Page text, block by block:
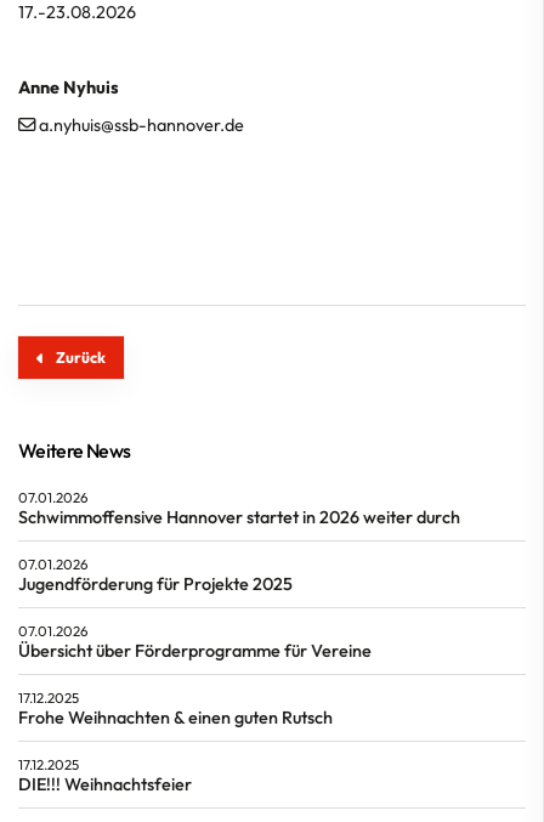
17.-23.08.2026
Anne Nyhuis
a.nyhuis@ssb-hannover.de
Zurück
Weitere News
07.01.2026
Schwimmoffensive Hannover startet in 2026 weiter durch
07.01.2026
Jugendförderung für Projekte 2025
07.01.2026
Übersicht über Förderprogramme für Vereine
17.12.2025
Frohe Weihnachten & einen guten Rutsch
17.12.2025
DIE!!! Weihnachtsfeier